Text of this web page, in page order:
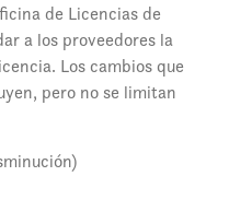
de Licencias de
a los proveedores la
Los cambios que
pero no se limitan